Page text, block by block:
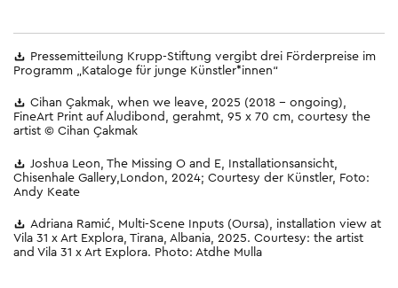
Pressemitteilung Krupp-Stiftung vergibt drei Förderpreise im
Programm „Kataloge für junge Künstler*innen“
Cihan Çakmak, when we leave, 2025 (2018 − ongoing),
FineArt Print auf Aludibond, gerahmt, 95 x 70 cm, courtesy the
artist © Cihan Çakmak
Joshua Leon, The Missing O and E, Installationsansicht,
Chisenhale Gallery,London, 2024; Courtesy der Künstler, Foto:
Andy Keate
Adriana Ramić, Multi-Scene Inputs (Oursa), installation view at
Vila 31 x Art Explora, Tirana, Albania, 2025. Courtesy: the artist
and Vila 31 x Art Explora. Photo: Atdhe Mulla